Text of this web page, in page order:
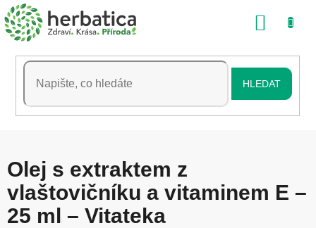
Přejít
na
obsah
HLEDAT
Olej s extraktem z
vlaštovičníku a vitaminem E –
25 ml – Vitateka